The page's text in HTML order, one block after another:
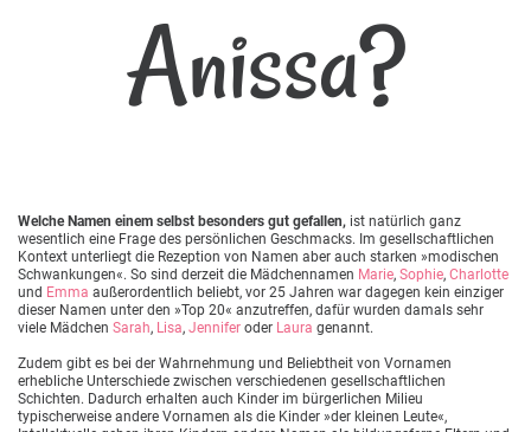
Anissa?
Welche Namen einem selbst besonders gut gefallen, ist natürlich ganz
wesentlich eine Frage des persönlichen Geschmacks. Im gesellschaftlichen
Kontext unterliegt die Rezeption von Namen aber auch starken »modischen
Schwankungen«. So sind derzeit die Mädchennamen Marie, Sophie, Charlotte
und Emma außerordentlich beliebt, vor 25 Jahren war dagegen kein einziger
dieser Namen unter den »Top 20« anzutreffen, dafür wurden damals sehr
viele Mädchen Sarah, Lisa, Jennifer oder Laura genannt.
Zudem gibt es bei der Wahrnehmung und Beliebtheit von Vornamen
erhebliche Unterschiede zwischen verschiedenen gesellschaftlichen
Schichten. Dadurch erhalten auch Kinder im bürgerlichen Milieu
typischerweise andere Vornamen als die Kinder »der kleinen Leute«,